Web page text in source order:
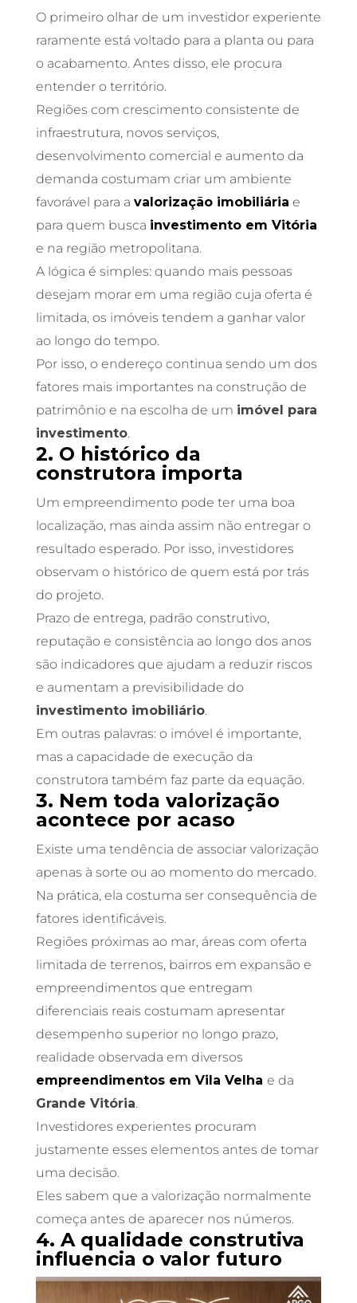
O primeiro olhar de um investidor experiente
raramente está voltado para a planta ou para
o acabamento. Antes disso, ele procura
entender o território.
Regiões com crescimento consistente de
infraestrutura, novos serviços,
desenvolvimento comercial e aumento da
demanda costumam criar um ambiente
favorável para a valorização imobiliária e
para quem busca investimento em Vitória
e na região metropolitana.
A lógica é simples: quando mais pessoas
desejam morar em uma região cuja oferta é
limitada, os imóveis tendem a ganhar valor
ao longo do tempo.
Por isso, o endereço continua sendo um dos
fatores mais importantes na construção de
patrimônio e na escolha de um imóvel para
investimento.
2. O histórico da
construtora importa
Um empreendimento pode ter uma boa
localização, mas ainda assim não entregar o
resultado esperado. Por isso, investidores
observam o histórico de quem está por trás
do projeto.
Prazo de entrega, padrão construtivo,
reputação e consistência ao longo dos anos
são indicadores que ajudam a reduzir riscos
e aumentam a previsibilidade do
investimento imobiliário.
Em outras palavras: o imóvel é importante,
mas a capacidade de execução da
construtora também faz parte da equação.
3. Nem toda valorização
acontece por acaso
Existe uma tendência de associar valorização
apenas à sorte ou ao momento do mercado.
Na prática, ela costuma ser consequência de
fatores identificáveis.
Regiões próximas ao mar, áreas com oferta
limitada de terrenos, bairros em expansão e
empreendimentos que entregam
diferenciais reais costumam apresentar
desempenho superior no longo prazo,
realidade observada em diversos
empreendimentos em Vila Velha e da
Grande Vitória.
Investidores experientes procuram
justamente esses elementos antes de tomar
uma decisão.
Eles sabem que a valorização normalmente
começa antes de aparecer nos números.
4. A qualidade construtiva
influencia o valor futuro